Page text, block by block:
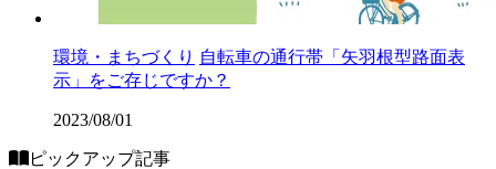
環境・まちづくり 自転車の通行帯「矢羽根型路面表
示」をご存じですか？
2023/08/01
ピックアップ記事